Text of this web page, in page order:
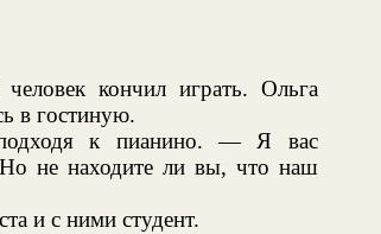
кончил играть. Ольга
в гостиную.
к пианино. — Я вас
Но не находите ли вы, что наш
и с ними студент.